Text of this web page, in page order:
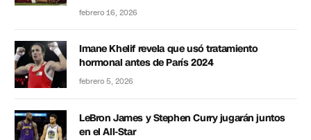
febrero 16, 2026
Imane Khelif revela que usó tratamiento
hormonal antes de París 2024
febrero 5, 2026
LeBron James y Stephen Curry jugarán juntos
en el All-Star